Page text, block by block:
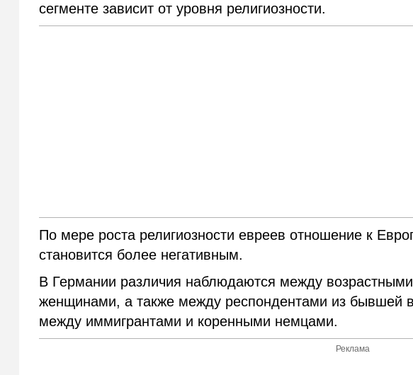
сегменте зависит от уровня религиозности.
По мере роста религиозности евреев отношение к
становится более негативным.
В Германии различия наблюдаются между
женщинами, а также между респондентами из бывшей
между иммигрантами и коренными немцами.
Реклама